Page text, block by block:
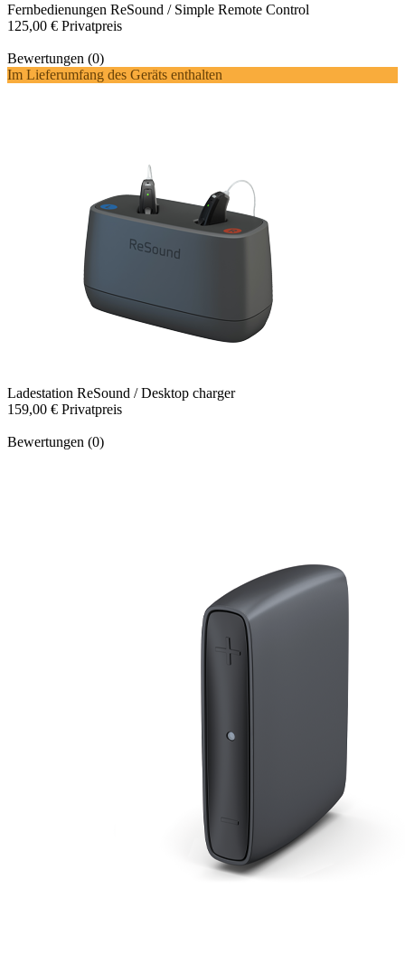
Fernbedienungen ReSound / Simple Remote Control
125,00 € Privatpreis
Bewertungen (0)
Im Lieferumfang des Geräts enthalten
Ladestation ReSound / Desktop charger
159,00 € Privatpreis
Bewertungen (0)